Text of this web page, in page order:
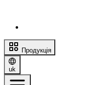
Продукція
uk